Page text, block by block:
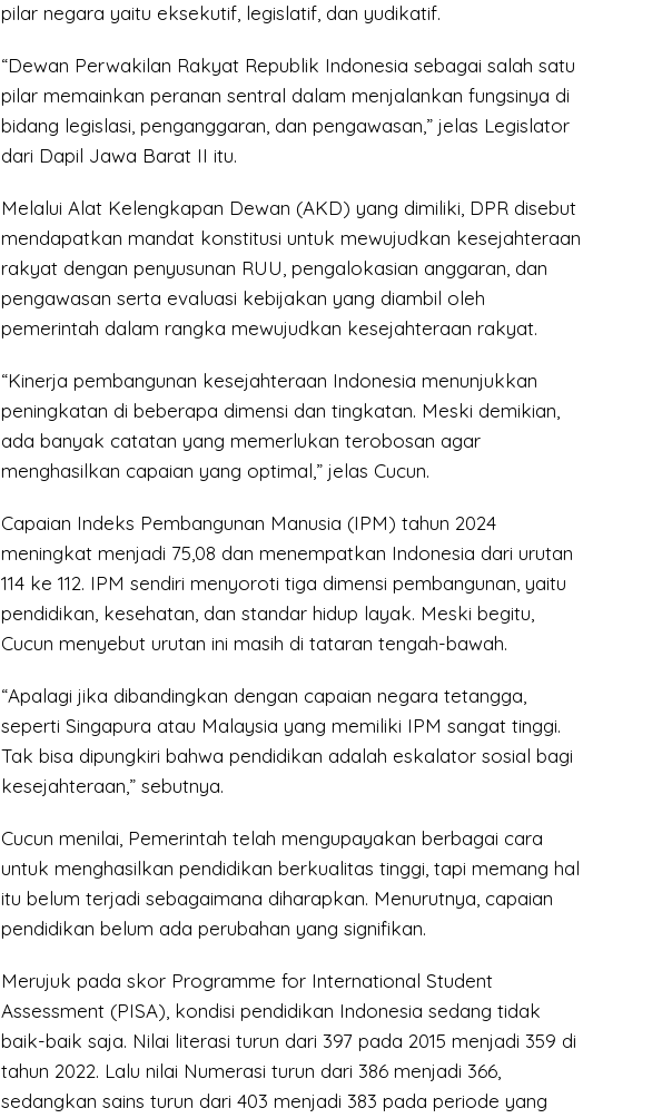
pilar negara yaitu eksekutif, legislatif, dan yudikatif.
“Dewan Perwakilan Rakyat Republik Indonesia sebagai salah satu
pilar memainkan peranan sentral dalam menjalankan fungsinya di
bidang legislasi, penganggaran, dan pengawasan,” jelas Legislator
dari Dapil Jawa Barat II itu.
Melalui Alat Kelengkapan Dewan (AKD) yang dimiliki, DPR disebut
mendapatkan mandat konstitusi untuk mewujudkan kesejahteraan
rakyat dengan penyusunan RUU, pengalokasian anggaran, dan
pengawasan serta evaluasi kebijakan yang diambil oleh
pemerintah dalam rangka mewujudkan kesejahteraan rakyat.
“Kinerja pembangunan kesejahteraan Indonesia menunjukkan
peningkatan di beberapa dimensi dan tingkatan. Meski demikian,
ada banyak catatan yang memerlukan terobosan agar
menghasilkan capaian yang optimal,” jelas Cucun.
Capaian Indeks Pembangunan Manusia (IPM) tahun 2024
meningkat menjadi 75,08 dan menempatkan Indonesia dari urutan
114 ke 112. IPM sendiri menyoroti tiga dimensi pembangunan, yaitu
pendidikan, kesehatan, dan standar hidup layak. Meski begitu,
Cucun menyebut urutan ini masih di tataran tengah-bawah.
“Apalagi jika dibandingkan dengan capaian negara tetangga,
seperti Singapura atau Malaysia yang memiliki IPM sangat tinggi.
Tak bisa dipungkiri bahwa pendidikan adalah eskalator sosial bagi
kesejahteraan,” sebutnya.
Cucun menilai, Pemerintah telah mengupayakan berbagai cara
untuk menghasilkan pendidikan berkualitas tinggi, tapi memang hal
itu belum terjadi sebagaimana diharapkan. Menurutnya, capaian
pendidikan belum ada perubahan yang signifikan.
Merujuk pada skor Programme for International Student
Assessment (PISA), kondisi pendidikan Indonesia sedang tidak
baik-baik saja. Nilai literasi turun dari 397 pada 2015 menjadi 359 di
tahun 2022. Lalu nilai Numerasi turun dari 386 menjadi 366,
sedangkan sains turun dari 403 menjadi 383 pada periode yang